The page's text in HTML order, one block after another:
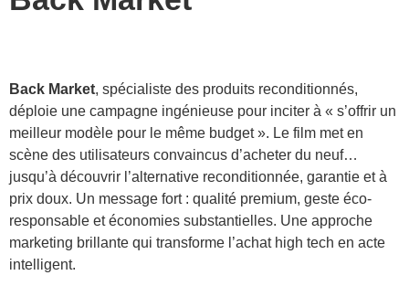
Back Market, spécialiste des produits reconditionnés,
déploie une campagne ingénieuse pour inciter à « s’offrir un
meilleur modèle pour le même budget ». Le film met en
scène des utilisateurs convaincus d’acheter du neuf…
jusqu’à découvrir l’alternative reconditionnée, garantie et à
prix doux. Un message fort : qualité premium, geste éco-
responsable et économies substantielles. Une approche
marketing brillante qui transforme l’achat high tech en acte
intelligent.